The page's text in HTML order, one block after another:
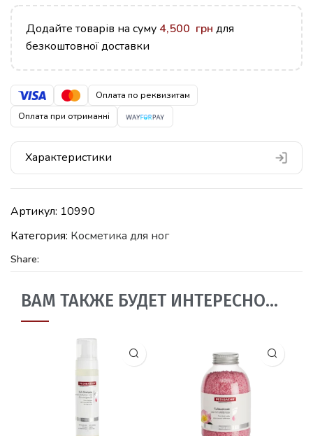
Додайте товарів на суму 4,500 грн для
безкоштовної доставки
Оплата по реквизитам
Оплата при отриманні
Характеристики
Артикул: 10990
Категория: Косметика для ног
Share:
ВАМ ТАКЖЕ БУДЕТ ИНТЕРЕСНО…